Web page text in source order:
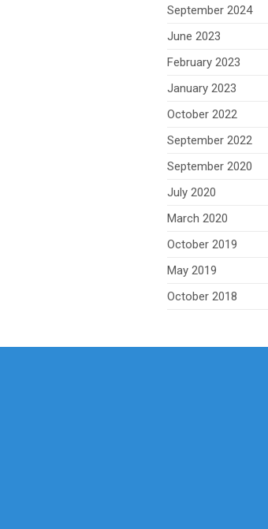
September 2024
June 2023
February 2023
January 2023
October 2022
September 2022
September 2020
July 2020
March 2020
October 2019
May 2019
October 2018